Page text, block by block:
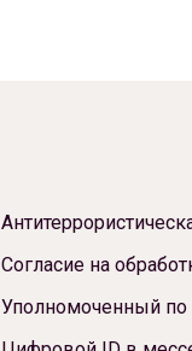
Согласие на
Уполномоченный